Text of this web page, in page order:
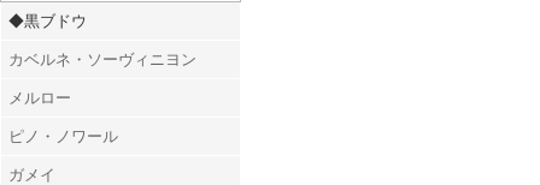
◆黒ブドウ
カベルネ・ソーヴィニヨン
メルロー
ピノ・ノワール
ガメイ